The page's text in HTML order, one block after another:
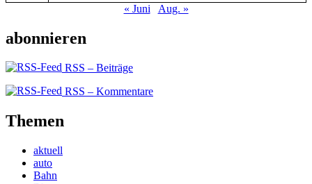
« Juni
Aug. »
abonnieren
RSS – Beiträge
RSS – Kommentare
Themen
aktuell
auto
Bahn